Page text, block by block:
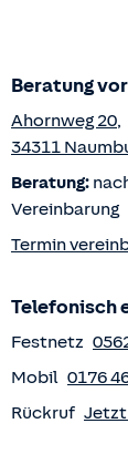
Beratung
Ahornweg 20,
34311
Beratung:
Vereinbarung
Termin
Telefonisch
Festnetz
Mobil 0176
Rückruf Jetzt